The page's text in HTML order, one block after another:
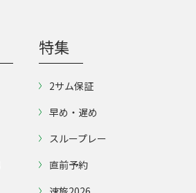
特集
2サム保証
早め・遅め
スループレー
直前予約